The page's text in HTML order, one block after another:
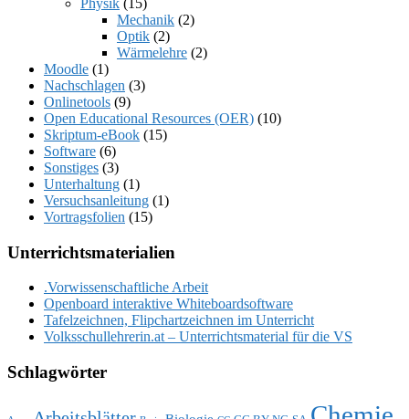
Physik (15)
Mechanik (2)
Optik (2)
Wärmelehre (2)
Moodle (1)
Nachschlagen (3)
Onlinetools (9)
Open Educational Resources (OER) (10)
Skriptum-eBook (15)
Software (6)
Sonstiges (3)
Unterhaltung (1)
Versuchsanleitung (1)
Vortragsfolien (15)
Unterrichtsmaterialien
.Vorwissenschaftliche Arbeit
Openboard interaktive Whiteboardsoftware
Tafelzeichnen, Flipchartzeichnen im Unterricht
Volksschullehrerin.at – Unterrichtsmaterial für die VS
Schlagwörter